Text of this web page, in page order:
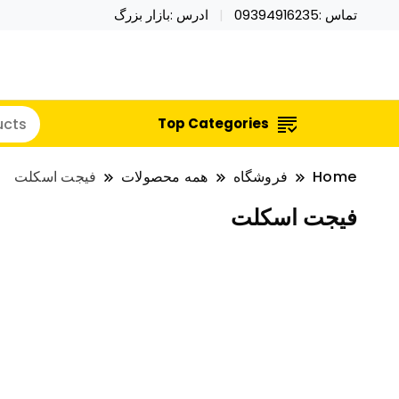
تماس :09394916235 ادرس :بازار بزرگ
نایکر توی فروش عمده لوازم
خرید محصولات خاص فیجت اسباب بازی تراول ماگ
Top Categories
Home فروشگاه همه محصولات فیجت اسکلت
فیجت اسکلت